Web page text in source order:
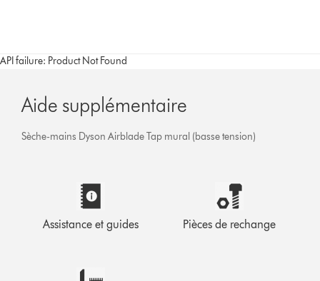
API failure: Product Not Found
Aide supplémentaire
Sèche-mains Dyson Airblade Tap mural (basse tension)
Assistance et guides Pièces de rechange